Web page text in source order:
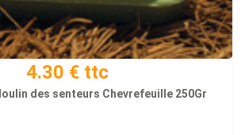
4.30 € ttc
des senteurs Chevrefeuille 250Gr